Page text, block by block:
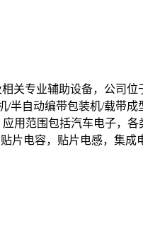
关专业辅助设备，公司位
半自动编带包装机/载带
用范围包括汽车电子，
片电容，贴片电感，集成